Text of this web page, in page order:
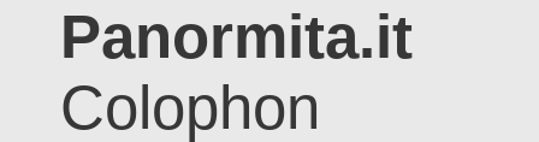
Panormita.it
Colophon